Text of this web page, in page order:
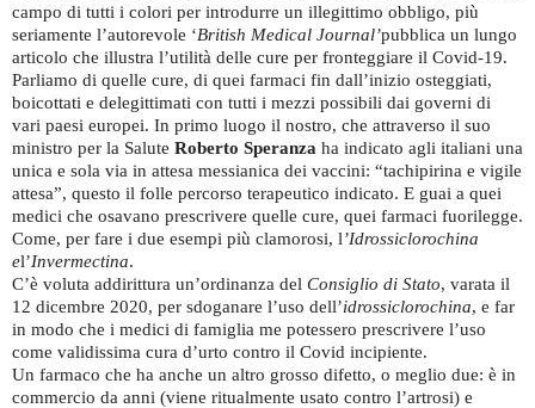
campo di tutti i colori per introdurre un illegittimo obbligo, più
seriamente l’autorevole ‘British Medical Journal’pubblica un lungo
articolo che illustra l’utilità delle cure per fronteggiare il Covid-19.
Parliamo di quelle cure, di quei farmaci fin dall’inizio osteggiati,
boicottati e delegittimati con tutti i mezzi possibili dai governi di
vari paesi europei. In primo luogo il nostro, che attraverso il suo
ministro per la Salute Roberto Speranza ha indicato agli italiani una
unica e sola via in attesa messianica dei vaccini: “tachipirina e vigile
attesa”, questo il folle percorso terapeutico indicato. E guai a quei
medici che osavano prescrivere quelle cure, quei farmaci fuorilegge.
Come, per fare i due esempi più clamorosi, l’Idrossiclorochina
el’Invermectina.
C’è voluta addirittura un’ordinanza del Consiglio di Stato, varata il
12 dicembre 2020, per sdoganare l’uso dell’idrossiclorochina, e far
in modo che i medici di famiglia me potessero prescrivere l’uso
come validissima cura d’urto contro il Covid incipiente.
Un farmaco che ha anche un altro grosso difetto, o meglio due: è in
commercio da anni (viene ritualmente usato contro l’artrosi) e